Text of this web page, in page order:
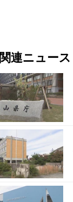
関連ニュース